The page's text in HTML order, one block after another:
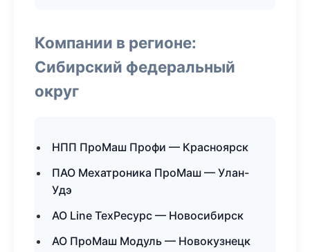
Компании в регионе:
Сибирский федеральный
округ
НПП ПроМаш Профи — Красноярск
ПАО Мехатроника ПроМаш — Улан-
Удэ
АО Line ТехРесурс — Новосибирск
АО ПроМаш Модуль — Новокузнецк